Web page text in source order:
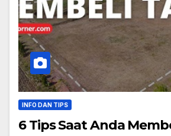
INFO DAN TIPS
6 Tips Saat Anda